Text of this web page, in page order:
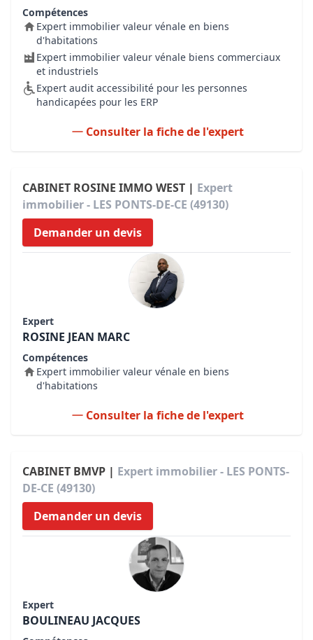
Compétences
Expert immobilier valeur vénale en biens
d'habitations
Expert immobilier valeur vénale biens commerciaux
et industriels
Expert audit accessibilité pour les personnes
handicapées pour les ERP
Consulter la fiche de l'expert
CABINET ROSINE IMMO WEST | Expert
immobilier - LES PONTS-DE-CE (49130)
Demander un devis
Expert
ROSINE JEAN MARC
Compétences
Expert immobilier valeur vénale en biens
d'habitations
Consulter la fiche de l'expert
CABINET BMVP | Expert immobilier - LES PONTS-
DE-CE (49130)
Demander un devis
Expert
BOULINEAU JACQUES